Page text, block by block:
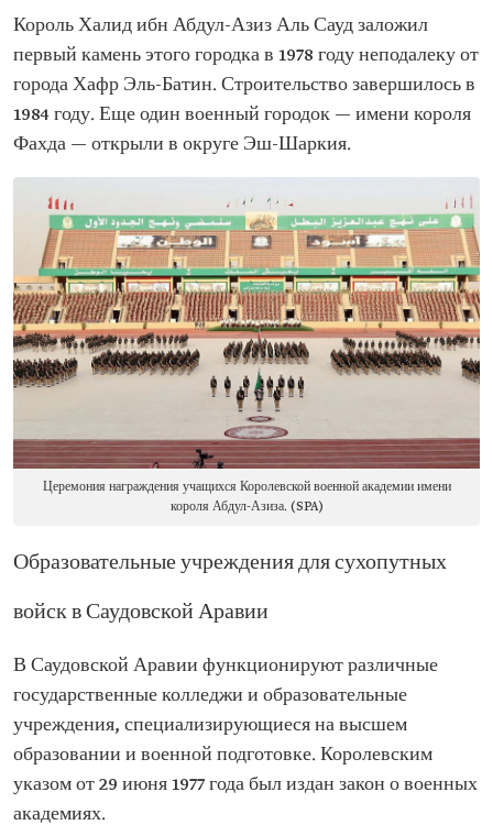
Король Халид ибн Абдул-Азиз Аль Сауд заложил
первый камень этого городка в 1978 году неподалеку от
города Хафр Эль-Батин. Строительство завершилось в
1984 году. Еще один военный городок — имени короля
Фахда — открыли в округе Эш-Шаркия.
Церемония награждения учащихся Королевской военной академии имени
короля Абдул-Азиза. (SPA)
Образовательные учреждения для сухопутных
войск в Саудовской Аравии
В Саудовской Аравии функционируют различные
государственные колледжи и образовательные
учреждения, специализирующиеся на высшем
образовании и военной подготовке. Королевским
указом от 29 июня 1977 года был издан закон о военных
академиях.